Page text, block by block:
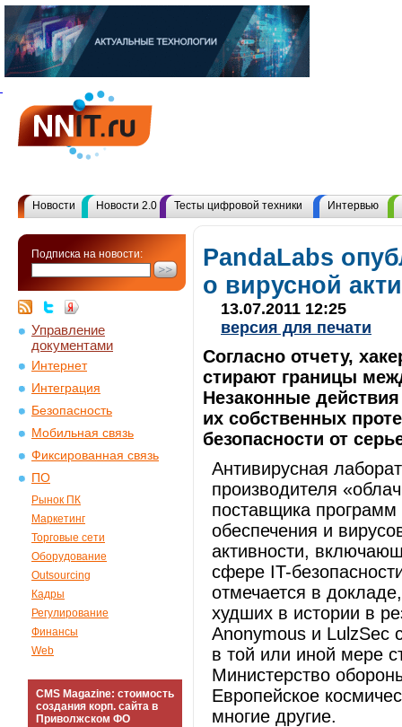
Новости Новости 2.0 Тесты цифровой техники Интервью
Подписка на новости:
Управление
документами
Интернет
Интеграция
Безопасность
Мобильная связь
Фиксированная связь
ПО
Рынок ПК
Маркетинг
Торговые сети
Оборудование
Outsourcing
Кадры
Регулирование
Финансы
Web
CMS Magazine: стоимость
создания корп. сайта в
Приволжском ФО
PandaLabs
о вирусной
13.07.2011 12:25
версия для печати
Согласно отчету,
стирают границы
Незаконные
их собственных
безопасности от
Антивирусная
производителя
поставщика
обеспечения и
активности,
сфере IT-
отмечается в
худших в истории в
Anonymous и LulzSec
в той или иной мере
Министерство
Европейское
многие другие.